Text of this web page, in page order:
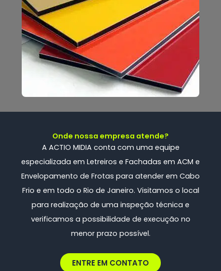
Onde nossa empresa atende?
A ACTIO MIDIA conta com uma equipe
especializada em Letreiros e Fachadas em ACM e
Envelopamento de Frotas para atender em Cabo
Frio e em todo o Rio de Janeiro. Visitamos o local
para realização de uma inspeção técnica e
verificamos a possibilidade de execução no
menor prazo possível.
ENTRE EM CONTATO